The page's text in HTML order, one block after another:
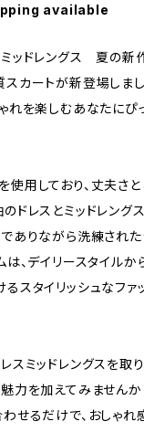
available
ミッドレングス 夏の新
スカートが新登場しま
れを楽しむあなたにぴ
使用しており、丈夫さ
ドレスとミッドレング
ありながら洗練され
は、デイリースタイルか
スタイリッシュなファ
スミッドレングスを取
力を加えてみませんか
せるだけで、おしゃれ